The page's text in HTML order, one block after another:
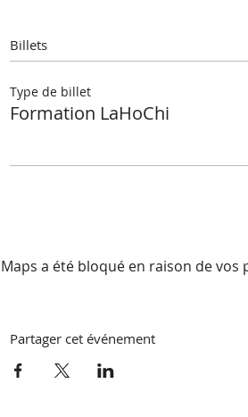
Billets
Type de billet
Formation LaHoChi
a été bloqué en raison de
Partager cet événement